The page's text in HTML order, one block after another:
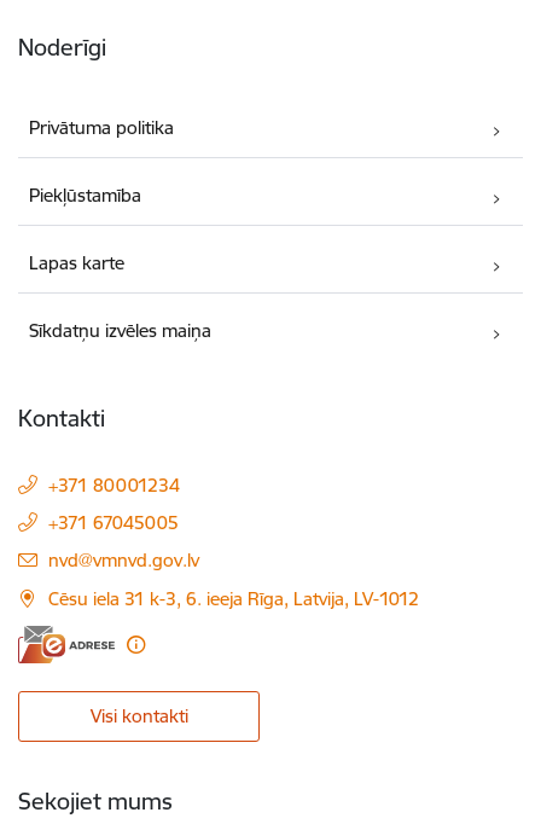
Noderīgi
Privātuma politika
Piekļūstamība
Lapas karte
Sīkdatņu izvēles maiņa
Kontakti
+371 80001234
+371 67045005
E-pasts:
nvd@vmnvd.gov.lv
Cēsu iela 31 k-3, 6. ieeja Rīga, Latvija, LV-1012
Visi kontakti
Sekojiet mums